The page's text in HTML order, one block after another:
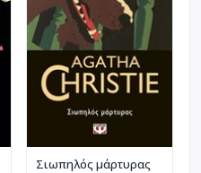
Σιωπηλός μάρτυρας